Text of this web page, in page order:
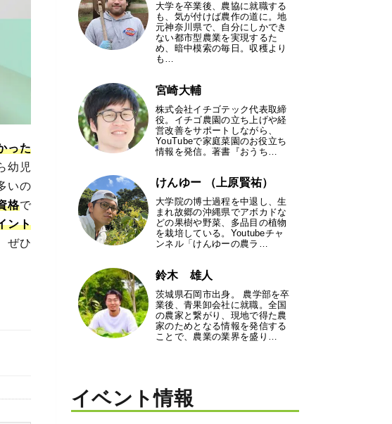
った
幼児
いの
格で
ント
ぜひ
大学を卒業後、農協に就職する
も、気が付けば農作の道に。地
元神奈川県で、自分にしかでき
ない都市型農業を実現するた
め、暗中模索の毎日。収穫より
も…
宮崎大輔
株式会社イチゴテック代表取締
役。イチゴ農園の立ち上げや経
営改善をサポートしながら、
YouTubeで家庭菜園のお役立ち
情報を発信。著書『おうち…
けんゆー （上原賢祐）
大学院の博士過程を中退し、生
まれ故郷の沖縄県でアボカドな
どの果樹や野菜、多品目の植物
を栽培している。Youtubeチャ
ンネル「けんゆーの農ラ…
鈴木 雄人
茨城県石岡市出身。 農学部を卒
業後、青果卸会社に就職。全国
の農家と繋がり、現地で得た農
家のためとなる情報を発信する
ことで、農業の業界を盛り…
イベント情報